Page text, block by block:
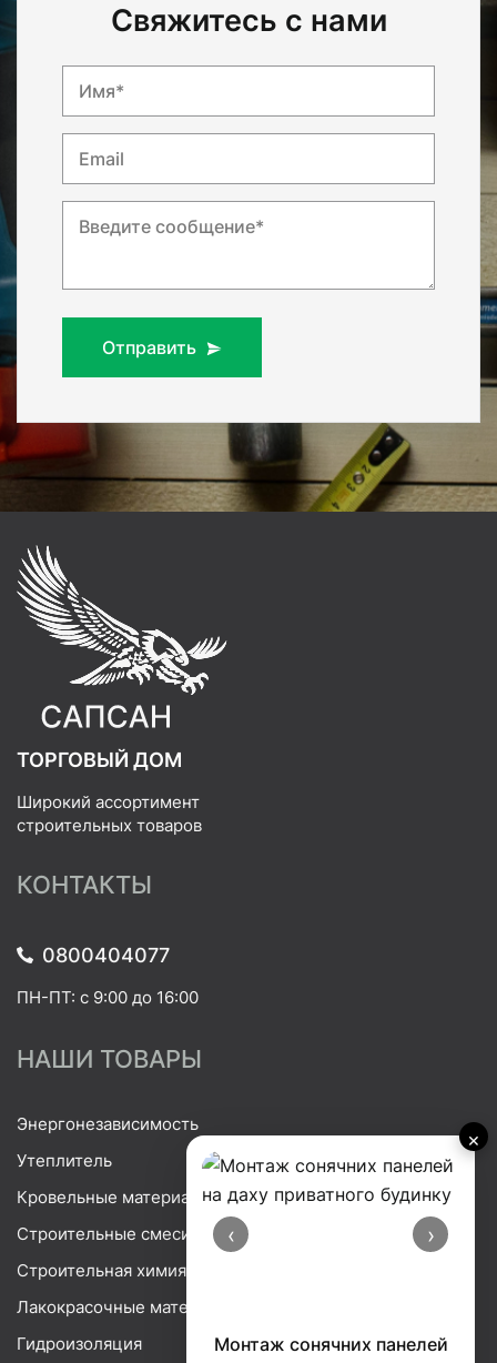
×
‹ ›
Монтаж сонячних панелей
Свяжитесь с нами
Имя*
Email
Введите сообщение*
Отправить
ТОРГОВЫЙ ДОМ
Широкий ассортимент
строительных товаров
КОНТАКТЫ
0800404077
ПН-ПТ: с 9:00 до 16:00
НАШИ ТОВАРЫ
Энергонезависимость
Утеплитель
Кровельные материалы
Строительные смеси
Строительная химия
Лакокрасочные материалы
Гидроизоляция